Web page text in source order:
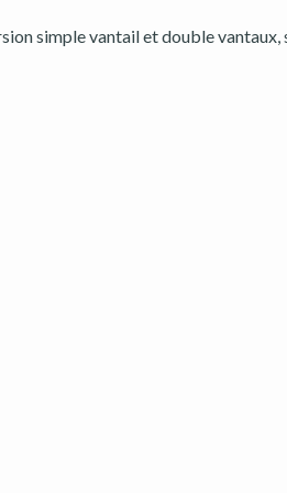
simple vantail et double vantaux,